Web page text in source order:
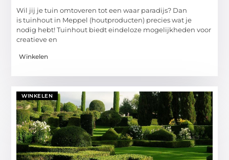
Wil jij je tuin omtoveren tot een waar paradijs? Dan
is tuinhout in Meppel (houtproducten) precies wat je
nodig hebt! Tuinhout biedt eindeloze mogelijkheden voor
creatieve en
Winkelen
WINKELEN